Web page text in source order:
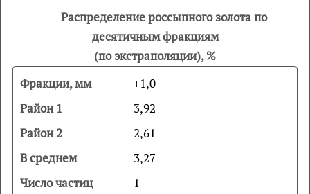
Распределение россыпного золота по
десятичным фракциям
(по экстраполяции), %
+1,0
3,92
2,61
3,27
1